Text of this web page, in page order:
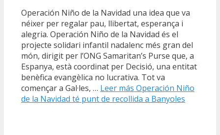
Operación Niño de la Navidad una idea que va
néixer per regalar pau, llibertat, esperança i
alegria. Operación Niño de la Navidad és el
projecte solidari infantil nadalenc més gran del
món, dirigit per l’ONG Samaritan’s Purse que, a
Espanya, està coordinat per Decisió, una entitat
benèfica evangèlica no lucrativa. Tot va
començar a Gal·les, … Leer más Operación Niño
de la Navidad té punt de recollida a Banyoles